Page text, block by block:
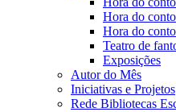
Hora do
Hora do
Teatro de
Exposições
Autor do Mês
Iniciativas e Projetos
Rede Bibliotecas